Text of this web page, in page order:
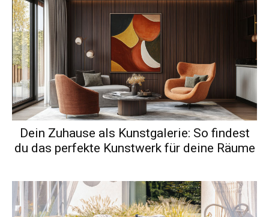
Dein Zuhause als Kunstgalerie: So findest
du das perfekte Kunstwerk für deine Räume